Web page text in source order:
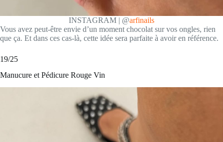
INSTAGRAM | @arfinails
Vous avez peut-être envie d’un moment chocolat sur vos ongles, rien
que ça. Et dans ces cas-là, cette idée sera parfaite à avoir en référence.
19/25
Manucure et Pédicure Rouge Vin